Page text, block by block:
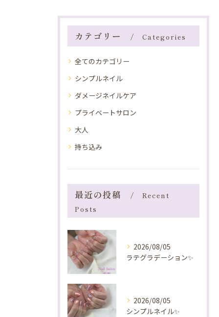
カテゴリー Categories
全てのカテゴリー
シンプルネイル
ダメージネイルケア
プライベートサロン
大人
持ち込み
最近の投稿
Recent
Posts
2026/08/05
ラテグラデーション✨️
2026/08/05
シンプルネイル✨️